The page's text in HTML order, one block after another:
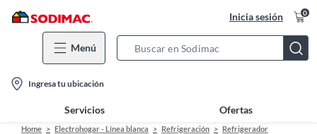
Inicia sesión 0
Menú
Bar
location-
icon
Ingresa tu ubicación
Servicios Ofertas
Home Electrohogar - Línea blanca Refrigeración
Refrigerador